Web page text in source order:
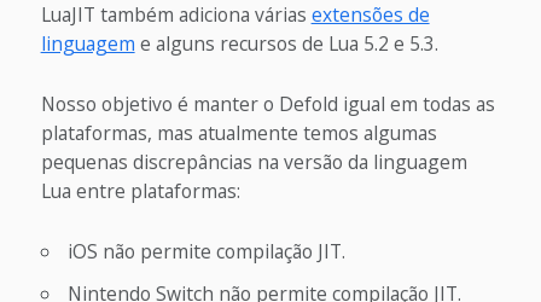
LuaJIT também adiciona várias extensões de
linguagem e alguns recursos de Lua 5.2 e 5.3.
Nosso objetivo é manter o Defold igual em todas as
plataformas, mas atualmente temos algumas
pequenas discrepâncias na versão da linguagem
Lua entre plataformas:
iOS não permite compilação JIT.
Nintendo Switch não permite compilação JIT.